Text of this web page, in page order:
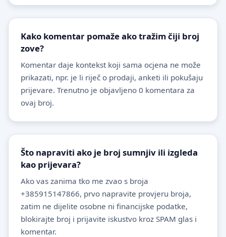
Kako komentar pomaže ako tražim čiji broj
zove?
Komentar daje kontekst koji sama ocjena ne može
prikazati, npr. je li riječ o prodaji, anketi ili pokušaju
prijevare. Trenutno je objavljeno 0 komentara za
ovaj broj.
Što napraviti ako je broj sumnjiv ili izgleda
kao prijevara?
Ako vas zanima tko me zvao s broja
+385915147866, prvo napravite provjeru broja,
zatim ne dijelite osobne ni financijske podatke,
blokirajte broj i prijavite iskustvo kroz SPAM glas i
komentar.